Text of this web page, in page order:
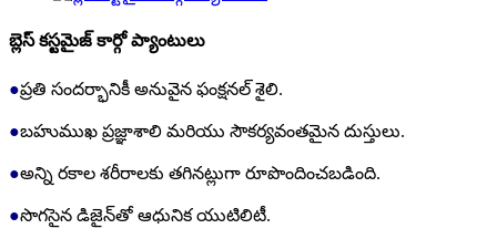
బ్లెస్ కస్టమైజ్ కార్గో ప్యాంటులు
●ప్రతి సందర్భానికీ అనువైన ఫంక్షనల్ శైలి.
●బహుముఖ ప్రజ్ఞాశాలి మరియు సౌకర్యవంతమైన దుస్తులు.
●అన్ని రకాల శరీరాలకు తగినట్లుగా రూపొందించబడింది.
●సొగసైన డిజైన్‌తో ఆధునిక యుటిలిటీ.